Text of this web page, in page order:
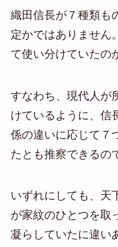
織田信長が７種類も
定かではありません
て使い分けていたの
すなわち、現代人が
けているように、信
係の違いに応じて７
たとも推察できるの
いずれにしても、天
が家紋のひとつを取
凝らしていたに違い